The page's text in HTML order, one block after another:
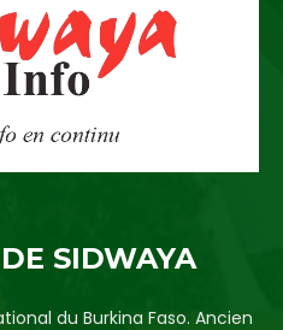
SIDWAYA
du Burkina Faso. Ancien